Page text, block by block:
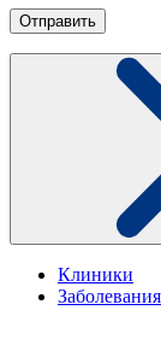
Клиники
Заболевания